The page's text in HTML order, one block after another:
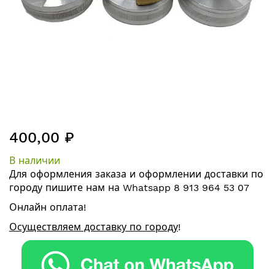
к
галереи
изображений
400,00 ₽
В наличии
Для оформления заказа и оформлении доставки по
городу пишите нам на Whatsapp 8 913 964 53 07
Онлайн оплата!
Осуществляем доставку по городу!